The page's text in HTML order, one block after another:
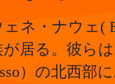
ネ・ナウェ(
が居る。彼ら
）の北西部